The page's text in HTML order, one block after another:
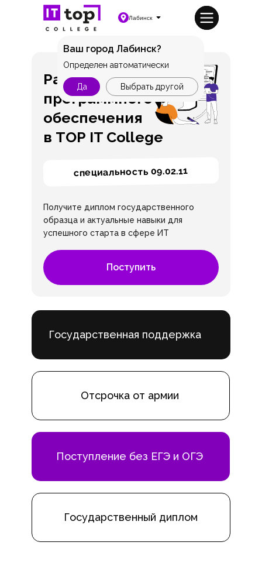
Лабинск
Ваш город Лабинск?
Да Выбрать другой
Определен автоматически
специальность 09.02.11
Получите диплом государственного
образца и актуальные навыки для
успешного старта в сфере ИТ
Разработка
программного
обеспечения
в TOP IT College
Поступить
Государственный диплом
Отсрочка от армии
Государственная поддержка
Поступление без ЕГЭ и ОГЭ